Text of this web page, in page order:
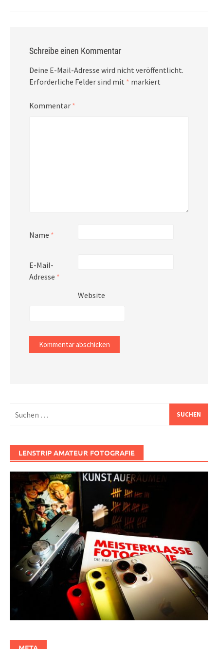
Schreibe einen Kommentar
Deine E-Mail-Adresse wird nicht veröffentlicht.
Erforderliche Felder sind mit * markiert
Kommentar *
Name *
E-Mail-
Adresse *
Website
nach:
LENSTRIP AMATEUR FOTOGRAFIE